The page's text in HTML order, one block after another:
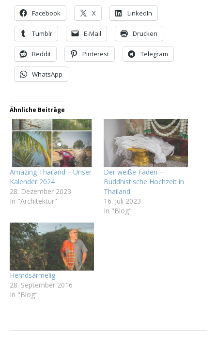
Facebook X LinkedIn
Tumblr E-Mail Drucken
Reddit Pinterest Telegram
WhatsApp
Ähnliche Beiträge
Amazing Thailand – Unser
Kalender 2024
28. Dezember 2023
In "Architektur"
Der weiße Faden –
Buddhistische Hochzeit in
Thailand
16. Juli 2023
In "Blog"
Hemdsärmelig
28. September 2016
In "Blog"